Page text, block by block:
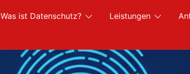
Was ist Datenschutz? Leistungen